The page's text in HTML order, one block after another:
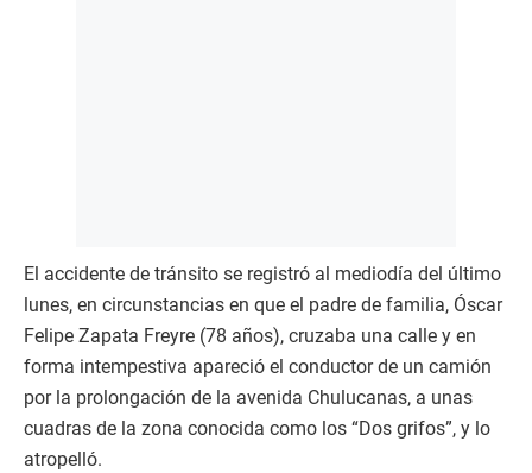
El accidente de tránsito se registró al mediodía del último
lunes, en circunstancias en que el padre de familia, Óscar
Felipe Zapata Freyre (78 años), cruzaba una calle y en
forma intempestiva apareció el conductor de un camión
por la prolongación de la avenida Chulucanas, a unas
cuadras de la zona conocida como los “Dos grifos”, y lo
atropelló.